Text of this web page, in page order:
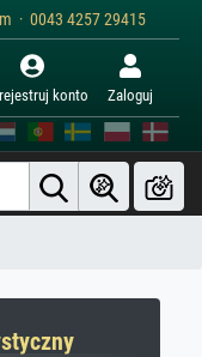
· 0043 4257 29415
konto Zaloguj